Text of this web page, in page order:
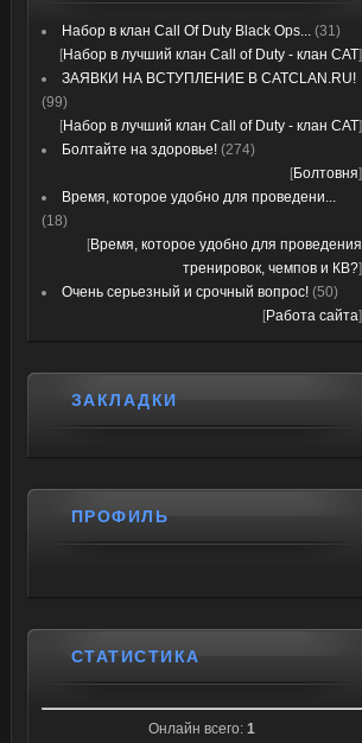
Набор в клан Call Of Duty Black Ops... (31)
[Набор в лучший клан Call of Duty - клан CAT]
ЗАЯВКИ НА ВСТУПЛЕНИЕ В CATCLAN.RU!
(99)
[Набор в лучший клан Call of Duty - клан CAT]
Болтайте на здоровье! (274)
[Болтовня]
Время, которое удобно для проведени...
(18)
[Время, которое удобно для проведения
тренировок, чемпов и КВ?]
Очень серьезный и срочный вопрос! (50)
[Работа сайта]
ЗАКЛАДКИ
ПРОФИЛЬ
СТАТИСТИКА
Онлайн всего: 1